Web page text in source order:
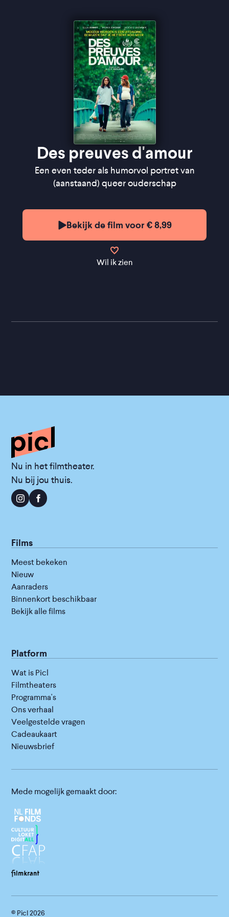
Des preuves d'amour
Een even teder als humorvol portret van
(aanstaand) queer ouderschap
Bekijk de film voor € 8,99
Wil ik zien
Nu in het filmtheater.
Nu bij jou thuis.
Films
Meest bekeken
Nieuw
Aanraders
Binnenkort beschikbaar
Bekijk alle films
Platform
Wat is Picl
Filmtheaters
Programma's
Ons verhaal
Veelgestelde vragen
Cadeaukaart
Nieuwsbrief
Mede mogelijk gemaakt door:
© Picl2026